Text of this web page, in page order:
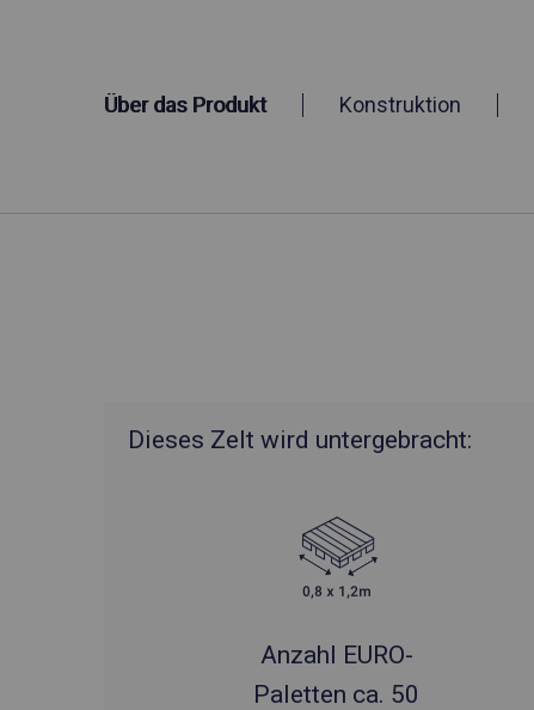
Über das Produkt Konstruktion
Dieses Zelt wird untergebracht:
Anzahl EURO-
Paletten ca. 50